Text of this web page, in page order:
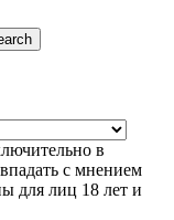
в
с мнением
для лиц 18 лет и